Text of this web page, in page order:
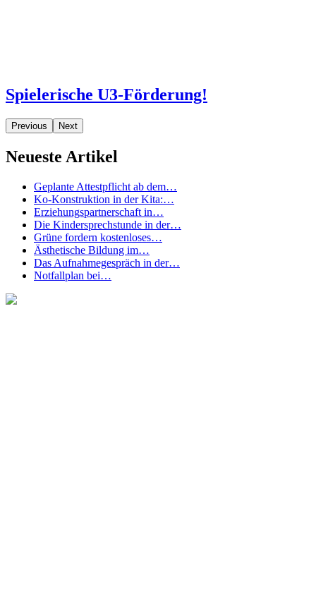
Spielerische U3-Förderung!
Previous Next
Neueste Artikel
Geplante Attestpflicht ab dem…
Ko-Konstruktion in der Kita:…
Erziehungspartnerschaft in…
Die Kindersprechstunde in der…
Grüne fordern kostenloses…
Ästhetische Bildung im…
Das Aufnahmegespräch in der…
Notfallplan bei…